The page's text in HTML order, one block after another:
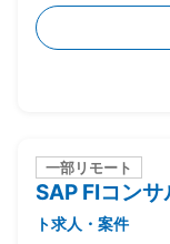
成管理ツール、
・現状のソー
ら参画し、構成
ー現状分析、
ー構成管理ル
ー運用プロセ
ーその他付随
一部リモート
SAP FIコン
ト求人・案件